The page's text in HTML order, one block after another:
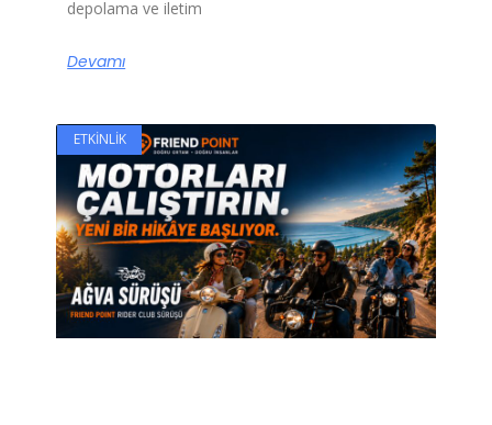
depolama ve iletim
Devamı
ETKINLIK